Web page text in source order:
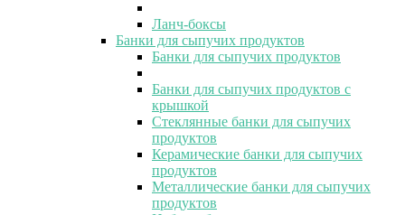
Ланч-боксы
Банки для сыпучих продуктов
Банки для сыпучих продуктов
Банки для сыпучих продуктов с
крышкой
Стеклянные банки для сыпучих
продуктов
Керамические банки для сыпучих
продуктов
Металлические банки для сыпучих
продуктов